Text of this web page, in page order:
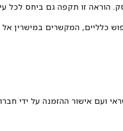
הוראה זו תקפה גם ביחס לכל
כלליים, המקשרים במישרין
ועם אישור ההזמנה על ידי